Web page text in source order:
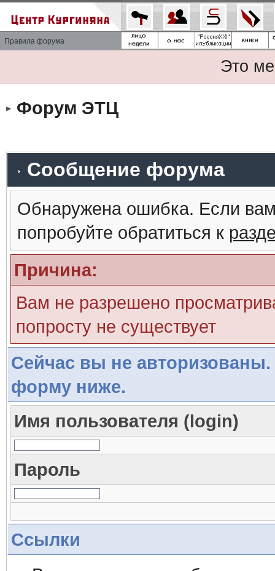
Правила форума
Это
Форум ЭТЦ
Сообщение форума
Обнаружена ошибка. Если
попробуйте обратиться к
Причина:
Вам не разрешено
попросту не существует
Сейчас вы не авторизованы.
форму ниже.
Имя пользователя (login)
Пароль
Ссылки